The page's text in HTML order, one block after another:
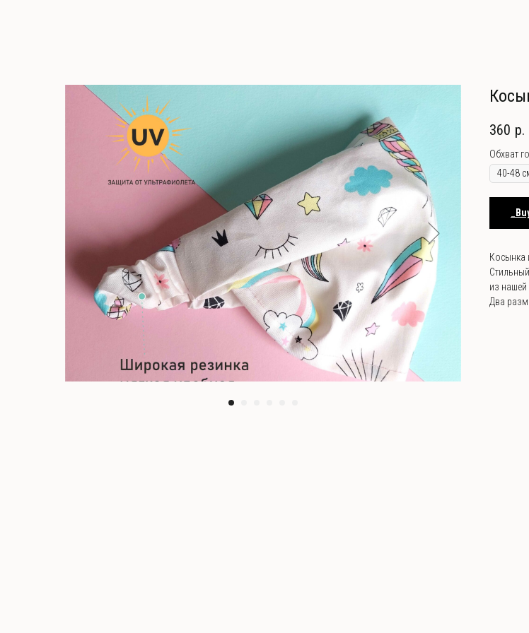
360 р.
Обхват
Косынка
из
Два